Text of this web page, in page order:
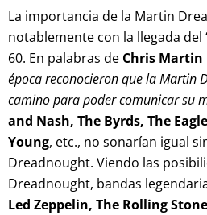
La importancia de la Martin
notablemente con la llegada del
60. En palabras de Chris Martin
época reconocieron que la Martin
camino para poder comunicar su
and Nash, The Byrds, The
Young, etc., no sonarían igual
Dreadnought. Viendo las
Dreadnought, bandas
Led Zeppelin, The Rolling